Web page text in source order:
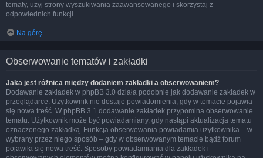
tematy, użyj strony wyszukiwania zaawansowanego i skorzystaj z
odpowiednich funkcji.
Na górę
Obserwowanie tematów i zakładki
Jaka jest różnica między dodaniem zakładki a obserwowaniem?
Dodawanie zakładek w phpBB 3.0 działa podobnie jak dodawanie zakładek w
przeglądarce. Użytkownik nie dostaje powiadomienia, gdy w temacie pojawia
się nowa treść. W phpBB 3.1 dodawanie zakładek przypomina obserwowanie
tematu. Użytkownik może być powiadamiany, gdy nastąpi aktualizacja tematu
oznaczonego zakładką. Funkcja obserwowania powiadamia użytkownika – w
wybrany przez niego sposób – gdy w obserwowanym temacie bądź forum
pojawiła się nowa treść. Sposoby powiadamiania dla zakładek i